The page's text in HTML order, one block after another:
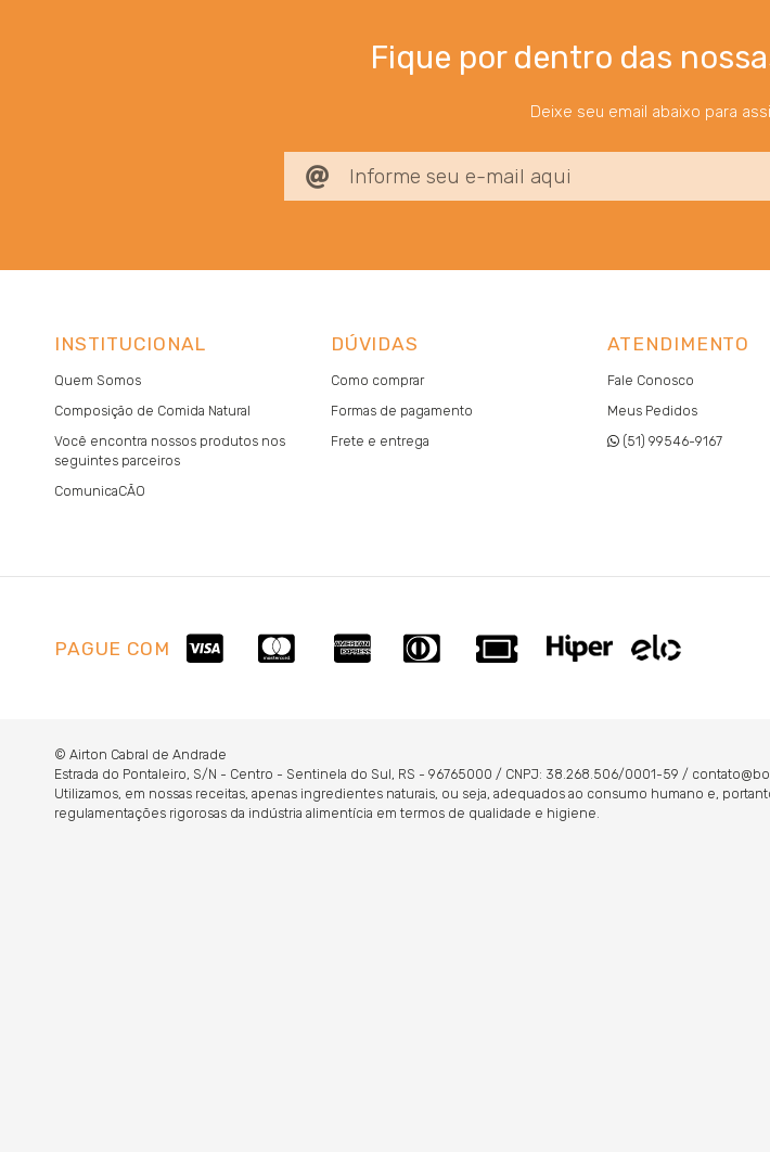
Fique por dentro das
Deixe seu email abaixo para
INSTITUCIONAL
Quem Somos
Composição de Comida Natural
Você encontra nossos produtos nos
seguintes parceiros
ComunicaCÃO
DÚVIDAS
Como comprar
Formas de pagamento
Frete e entrega
ATENDIMENTO
Fale Conosco
Meus Pedidos
(51) 99546-9167
PAGUE COM
© Airton Cabral de Andrade
Estrada do Pontaleiro, S/N - Centro - Sentinela do Sul, RS - 96765000 / CNPJ: 38.268.506/0001-59 /
Utilizamos, em nossas receitas, apenas ingredientes naturais, ou seja, adequados ao consumo humano e,
regulamentações rigorosas da indústria alimentícia em termos de qualidade e higiene.